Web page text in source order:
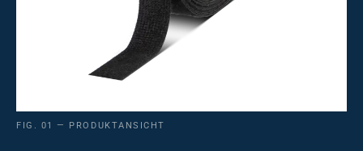
FIG. 01 — PRODUKTANSICHT